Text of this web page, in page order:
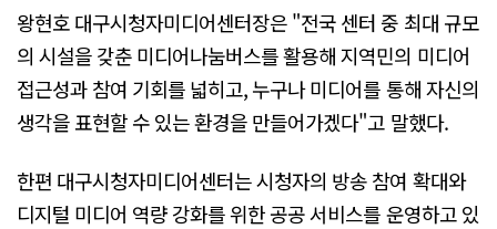
왕현호 대구시청자미디어센터장은 "전국 센터 중 최대 규모
의 시설을 갖춘 미디어나눔버스를 활용해 지역민의 미디어
접근성과 참여 기회를 넓히고, 누구나 미디어를 통해 자신의
생각을 표현할 수 있는 환경을 만들어가겠다"고 말했다.
한편 대구시청자미디어센터는 시청자의 방송 참여 확대와
디지털 미디어 역량 강화를 위한 공공 서비스를 운영하고 있